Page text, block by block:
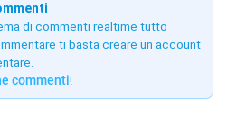
di commenti realtime tutto
ti basta creare un account
commenti!